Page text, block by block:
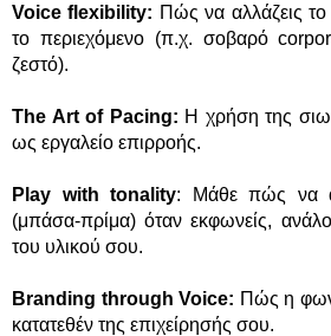
Voice flexibility: Πώς να αλλάζεις
το περιεχόμενο (π.χ. σοβαρό
ζεστό).
The Art of Pacing: Η χρήση της
ως εργαλείο επιρροής.
Play with tonality: Μάθε πώς να
(μπάσα-πρίμα) όταν εκφωνείς,
του υλικού σου.
Branding through Voice: Πώς η
κατατεθέν της επιχείρησής σου.